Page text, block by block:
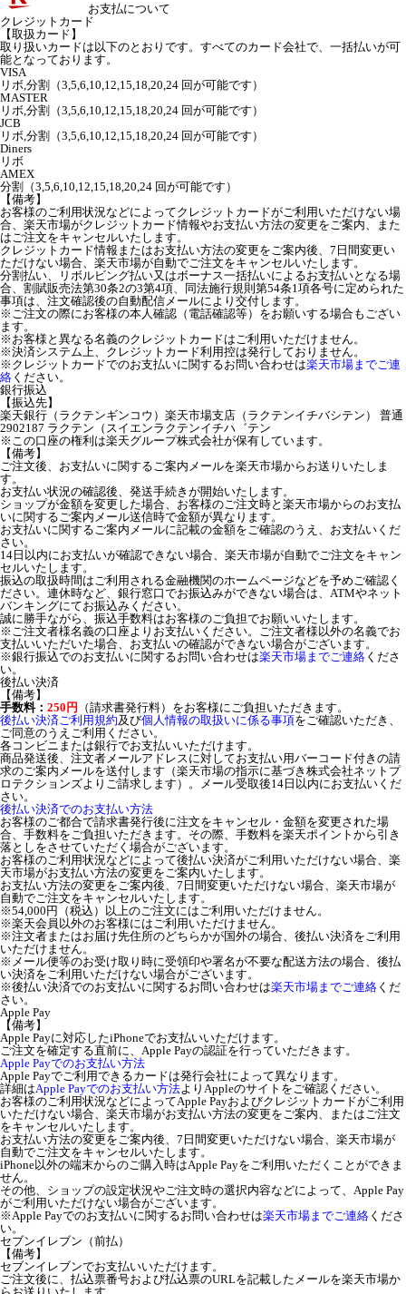
お支払について
クレジットカード
【取扱カード】
取り扱いカードは以下のとおりです。すべてのカード会社で、一括払いが可
能となっております。
VISA
リボ,分割（3,5,6,10,12,15,18,20,24 回が可能です）
MASTER
リボ,分割（3,5,6,10,12,15,18,20,24 回が可能です）
JCB
リボ,分割（3,5,6,10,12,15,18,20,24 回が可能です）
Diners
リボ
AMEX
分割（3,5,6,10,12,15,18,20,24 回が可能です）
【備考】
お客様のご利用状況などによってクレジットカードがご利用いただけない場
合、楽天市場がクレジットカード情報やお支払い方法の変更をご案内、また
はご注文をキャンセルいたします。
クレジットカード情報またはお支払い方法の変更をご案内後、7日間変更い
ただけない場合、楽天市場が自動でご注文をキャンセルいたします。
分割払い、リボルビング払い又はボーナス一括払いによるお支払いとなる場
合、割賦販売法第30条2の3第4項、同法施行規則第54条1項各号に定められた
事項は、注文確認後の自動配信メールにより交付します。
※ご注文の際にお客様の本人確認（電話確認等）をお願いする場合もござい
ます。
※お客様と異なる名義のクレジットカードはご利用いただけません。
※決済システム上、クレジットカード利用控は発行しておりません。
※クレジットカードでのお支払いに関するお問い合わせは楽天市場までご連
絡 ください。
銀行振込
【振込先】
楽天銀行（ラクテンギンコウ）楽天市場支店（ラクテンイチバシテン） 普通
2902187 ラクテン（スイエンラクテンイチハ゛テン
※この口座の権利は楽天グループ株式会社が保有しています。
【備考】
ご注文後、お支払いに関するご案内メールを楽天市場からお送りいたしま
す。
お支払い状況の確認後、発送手続きが開始いたします。
ショップが金額を変更した場合、お客様のご注文時と楽天市場からのお支払
いに関するご案内メール送信時で金額が異なります。
お支払いに関するご案内メールに記載の金額をご確認のうえ、お支払いくだ
さい。
14日以内にお支払いが確認できない場合、楽天市場が自動でご注文をキャン
セルいたします。
振込の取扱時間はご利用される金融機関のホームページなどを予めご確認く
ださい。連休時など、銀行窓口でお振込みができない場合は、ATMやネット
バンキングにてお振込みください。
誠に勝手ながら、振込手数料はお客様のご負担でお願いいたします。
※ご注文者様名義の口座よりお支払いください。ご注文者様以外の名義でお
支払いいただいた場合、お支払いの確認ができない場合がございます。
※銀行振込でのお支払いに関するお問い合わせは楽天市場までご連絡 くださ
い。
後払い決済
【備考】
手数料： 250円 （請求書発行料）をお客様にご負担いただきます。
後払い決済ご利用規約及び個人情報の取扱いに係る事項をご確認いただき、
ご同意のうえご利用ください。
各コンビニまたは銀行でお支払いいただけます。
商品発送後、注文者メールアドレスに対してお支払い用バーコード付きの請
求のご案内メールを送付します（楽天市場の指示に基づき株式会社ネットプ
ロテクションズよりご請求します）。メール受取後14日以内にお支払いくだ
さい。
後払い決済でのお支払い方法
お客様のご都合で請求書発行後に注文をキャンセル・金額を変更された場
合、手数料をご負担いただきます。その際、手数料を楽天ポイントから引き
落としをさせていただく場合がございます。
お客様のご利用状況などによって後払い決済がご利用いただけない場合、楽
天市場がお支払い方法の変更をご案内いたします。
お支払い方法の変更をご案内後、7日間変更いただけない場合、楽天市場が
自動でご注文をキャンセルいたします。
※54,000円（税込）以上のご注文にはご利用いただけません。
※楽天会員以外のお客様にはご利用いただけません。
※注文者またはお届け先住所のどちらかが国外の場合、後払い決済をご利用
いただけません。
※メール便等のお受け取り時に受領印や署名が不要な配送方法の場合、後払
い決済をご利用いただけない場合がございます。
※後払い決済でのお支払いに関するお問い合わせは楽天市場までご連絡 くだ
さい。
Apple Pay
【備考】
Apple Payに対応したiPhoneでお支払いいただけます。
ご注文を確定する直前に、Apple Payの認証を行っていただきます。
Apple Payでのお支払い方法
Apple Payでご利用できるカードは発行会社によって異なります。
詳細はApple Payでのお支払い方法よりAppleのサイトをご確認ください。
お客様のご利用状況などによってApple Payおよびクレジットカードがご利用
いただけない場合、楽天市場がお支払い方法の変更をご案内、またはご注文
をキャンセルいたします。
お支払い方法の変更をご案内後、7日間変更いただけない場合、楽天市場が
自動でご注文をキャンセルいたします。
iPhone以外の端末からのご購入時はApple Payをご利用いただくことができま
せん。
その他、ショップの設定状況やご注文時の選択内容などによって、Apple Pay
がご利用いただけない場合がございます。
※Apple Payでのお支払いに関するお問い合わせは楽天市場までご連絡 くださ
い。
セブンイレブン（前払）
【備考】
セブンイレブンでお支払いいただけます。
ご注文後に、払込票番号および払込票のURLを記載したメールを楽天市場か